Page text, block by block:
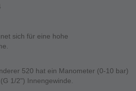
sich für eine hohe
520 hat ein Manometer (0-10 bar)
1/2") Innengewinde.